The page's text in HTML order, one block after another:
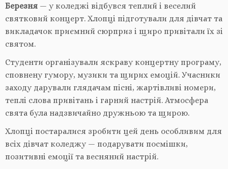
Березня — у коледжі відбувся теплий і веселий
святковий концерт. Хлопці підготували для дівчат та
викладачок приємний сюрприз і щиро привітали їх зі
святом.
Студенти організували яскраву концертну програму,
сповнену гумору, музики та щирих емоцій. Учасники
заходу дарували глядачам пісні, жартівливі номери,
теплі слова привітань і гарний настрій. Атмосфера
свята була надзвичайно дружньою та щирою.
Хлопці постаралися зробити цей день особливим для
всіх дівчат коледжу — подарувати посмішки,
позитивні емоції та весняний настрій.